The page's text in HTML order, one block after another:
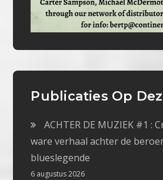
Publicaties Op
ACHTER DE MUZIEK #1 :
ware verhaal achter de
blueslegende
6 augustus 2026